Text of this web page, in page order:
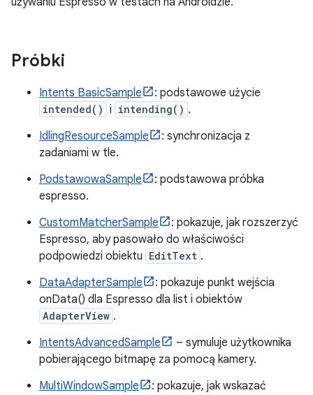
Próbki
Intents BasicSample : podstawowe użycie
intended() i intending() .
IdlingResourceSample
: synchronizacja z
zadaniami w tle.
PodstawowaSample
: podstawowa próbka
espresso.
CustomMatcherSample
: pokazuje, jak rozszerzyć
Espresso, aby pasowało do właściwości
podpowiedzi obiektu EditText .
DataAdapterSample
: pokazuje punkt wejścia
onData() dla Espresso dla list i obiektów
AdapterView .
IntentsAdvancedSample
– symuluje użytkownika
pobierającego bitmapę za pomocą kamery.
MultiWindowSample
: pokazuje, jak wskazać